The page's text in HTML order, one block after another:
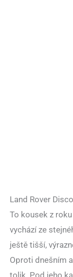
Land Rover
To kousek z
vychází ze
ještě tišší,
Oproti dnešním
tolik. Pod jeho